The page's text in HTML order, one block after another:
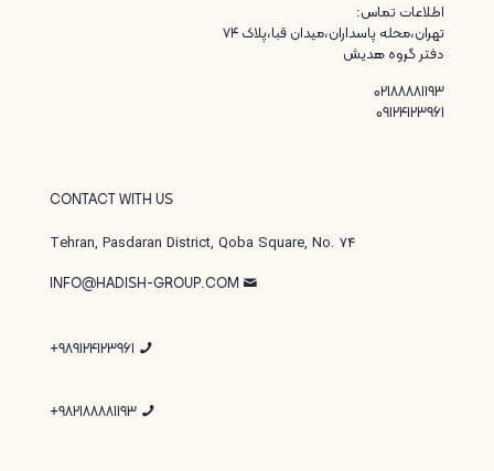
اطلاعات تماس:
تهران،محله پاسداران،میدان قبا،پلاک ۷۴
دفتر گروه هدیش
02188881193
09124123961
CONTACT WITH US
Tehran, Pasdaran District, Qoba Square, No. 74